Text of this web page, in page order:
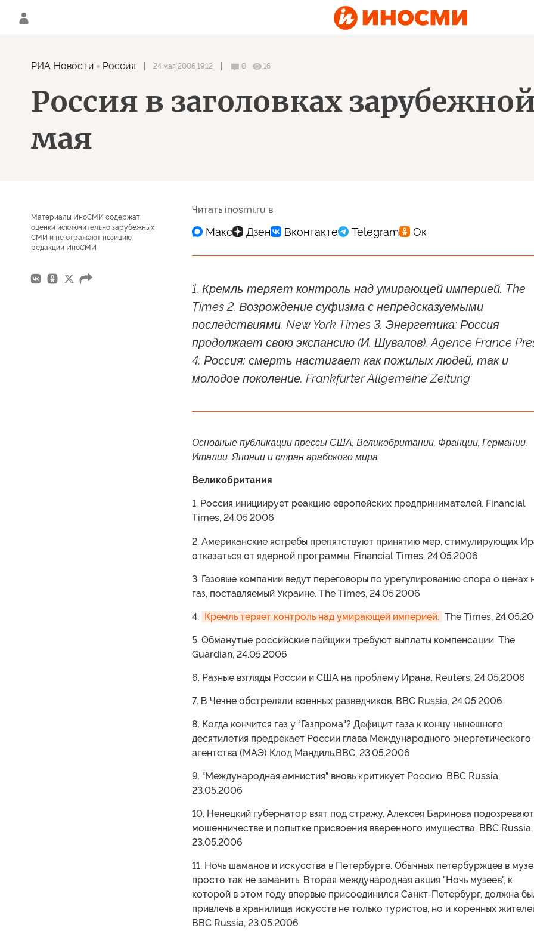
РИА Новости Россия 24 мая 2006 19:12 0 16
Россия в заголовках
мая
Материалы ИноСМИ содержат
оценки исключительно зарубежных
СМИ и не отражают позицию
редакции ИноСМИ
Читать inosmi.ru в
1. Кремль теряет контроль над умирающей империей. The
Times 2. Возрождение суфизма с непредсказуемыми
последствиями. New York Times 3. Энергетика: Россия
продолжает свою экспансию (И. Шувалов). Agence France
4. Россия: смерть настигает как пожилых людей, так и
молодое поколение. Frankfurter Allgemeine Zeitung
Основные публикации прессы США, Великобритании, Франции, Германии,
Италии, Японии и стран арабского мира
Великобритания
1. Россия инициирует реакцию европейских предпринимателей. Financial
Times, 24.05.2006
2. Американские ястребы препятствуют принятию мер, стимулирующих
отказаться от ядерной программы. Financial Times, 24.05.2006
3. Газовые компании ведут переговоры по урегулированию спора о ценах
газ, поставляемый Украине. The Times, 24.05.2006
4. Кремль теряет контроль над умирающей империей. The Times,
5. Обманутые российские пайщики требуют выплаты компенсации. The
Guardian, 24.05.2006
6. Разные взгляды России и США на проблему Ирана. Reuters, 24.05.2006
7. В Чечне обстреляли военных разведчиков. BBC Russia, 24.05.2006
8. Когда кончится газ у "Газпрома"? Дефицит газа к концу нынешнего
десятилетия предрекает России глава Международного энергетического
агентства (МАЭ) Клод Мандиль.BBC, 23.05.2006
9. "Международная амнистия" вновь критикует Россию. BBC Russia,
23.05.2006
10. Ненецкий губернатор взят под стражу. Алексея Баринова
мошенничестве и попытке присвоения вверенного имущества. BBC Russia,
23.05.2006
11. Ночь шаманов и искусства в Петербурге. Обычных петербуржцев в
просто так не заманить. Вторая международная акция "Ночь музеев", к
которой в этом году впервые присоединился Санкт-Петербург, должна
привлечь в хранилища искусств не только туристов, но и коренных
BBC Russia, 23.05.2006